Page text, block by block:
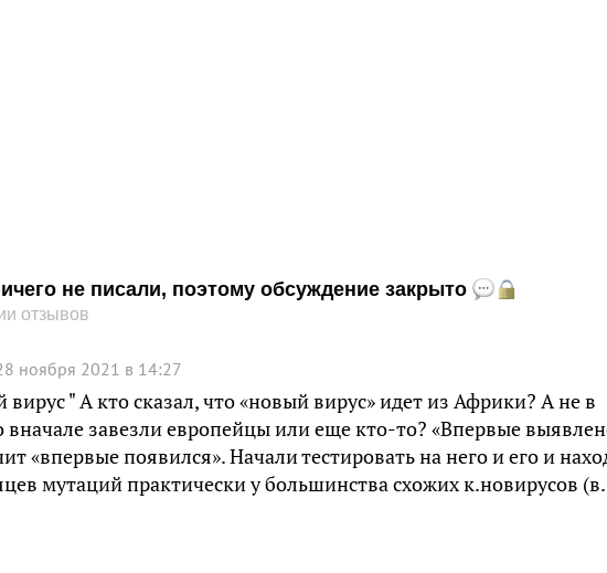
не писали, поэтому обсуждение закрыто
отзывов
ноября 2021 в 14:27
" А кто сказал, что «новый вирус» идет из Африки? А не в
вначале завезли европейцы или еще кто-то? «Впервые
«впервые появился». Начали тестировать на него и его и
мутаций практически у большинства схожих к.новирусов